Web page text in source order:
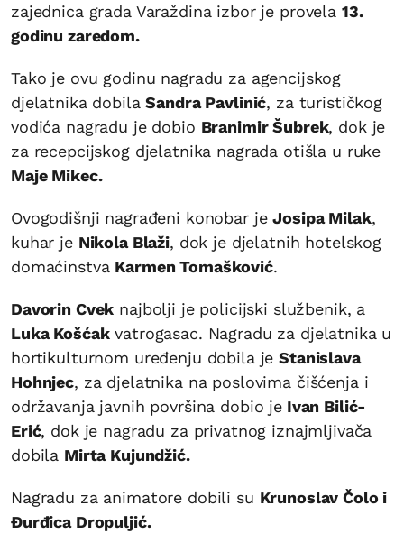
zajednica grada Varaždina izbor je provela 13.
godinu zaredom.
Tako je ovu godinu nagradu za agencijskog
djelatnika dobilaSandra Pavlinić, za turističkog
vodića nagradu je dobio Branimir Šubrek, dok je
za recepcijskog djelatnika nagrada otišla u ruke
Maje Mikec.
Ovogodišnji nagrađeni konobar jeJosipa Milak,
kuhar je Nikola Blaži, dok je djelatnih hotelskog
domaćinstva Karmen Tomašković.
Davorin Cvek najbolji je policijski službenik, a
Luka Košćakvatrogasac. Nagradu za djelatnika u
hortikulturnom uređenju dobila jeStanislava
Hohnjec, za djelatnika na poslovima čišćenja i
održavanja javnih površina dobio jeIvan Bilić-
Erić, dok je nagradu za privatnog iznajmljivača
dobila Mirta Kujundžić.
Nagradu za animatore dobili su Krunoslav Čolo i
Đurđica Dropuljić.